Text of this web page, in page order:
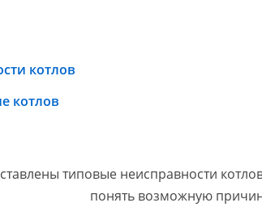
котлов
котлов
типовые неисправности
понять возможную